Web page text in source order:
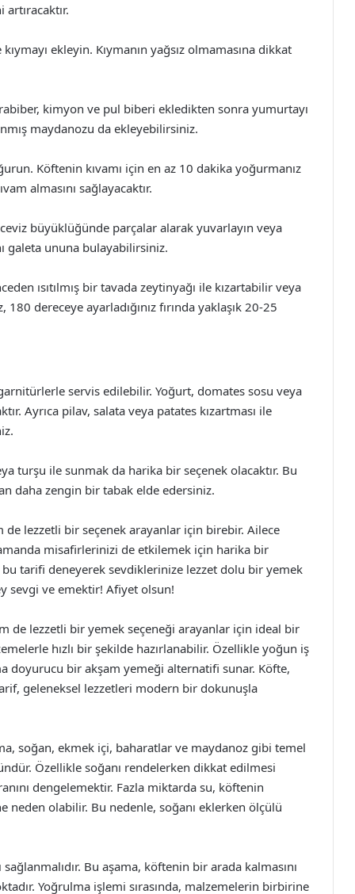
ekleyin. Kıymanın yağsız olmamasına dikkat
kimyon ve pul biberi ekledikten sonra yumurtayı
maydanozu da ekleyebilirsiniz.
Köftenin kıvamı için en az 10 dakika yoğurmanız
almasını sağlayacaktır.
büyüklüğünde parçalar alarak yuvarlayın veya
galeta ununa bulayabilirsiniz.
ısıtılmış bir tavada zeytinyağı ile kızartabilir veya
dereceye ayarladığınız fırında yaklaşık 20-25
servis edilebilir. Yoğurt, domates sosu veya
Ayrıca pilav, salata veya patates kızartması ile
turşu ile sunmak da harika bir seçenek olacaktır. Bu
daha zengin bir tabak elde edersiniz.
lezzetli bir seçenek arayanlar için birebir. Ailece
misafirlerinizi de etkilemek için harika bir
tarifi deneyerek sevdiklerinize lezzet dolu bir yemek
sevgi ve emektir! Afiyet olsun!
de lezzetli bir yemek seçeneği arayanlar için ideal bir
hızlı bir şekilde hazırlanabilir. Özellikle yoğun iş
doyurucu bir akşam yemeği alternatifi sunar. Köfte,
geleneksel lezzetleri modern bir dokunuşla
soğan, ekmek içi, baharatlar ve maydanoz gibi temel
Özellikle soğanı rendelerken dikkat edilmesi
dengelemektir. Fazla miktarda su, köftenin
neden olabilir. Bu nedenle, soğanı eklerken ölçülü
Bu aşama, köftenin bir arada kalmasını
Yoğrulma işlemi sırasında, malzemelerin birbirine